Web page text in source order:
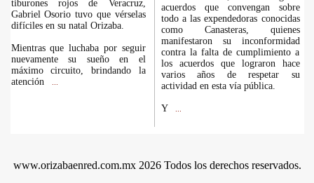
tiburones rojos de Veracruz,
Gabriel Osorio tuvo que vérselas
difíciles en su natal Orizaba.
Mientras que luchaba por seguir
nuevamente su sueño en el
máximo circuito, brindando la
atención
acuerdos que convengan sobre
todo a las expendedoras conocidas
como Canasteras, quienes
manifestaron su inconformidad
contra la falta de cumplimiento a
los acuerdos que lograron hace
varios años de respetar su
actividad en esta vía pública.
Y
www.orizabaenred.com.mx 2026 Todos los derechos reservados.